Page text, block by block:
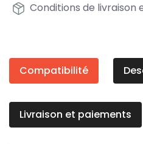
Conditions de livraison
Compatibilité
Livraison et paiements